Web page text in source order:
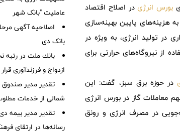
بورس انرژیدر اصلاح اقتصاد
هزینه‌های پایین بهینه‌سازی
در تولید انرژی، به ویژه در
نیروگاه‌های حرارتی برای
در حوزه برق سبز، گفت: این
معاملات گاز در بورس انرژی
در مصرف انرژی و رونق
عاملیت "بانک شهر
اصلاحیه آگهی
بانک دی
بانك ملت در
ازدواج و فرزندآوری
تقدیر مدیر
شمالی از خدمات
تقدیر مدیر بیمه
رسانه‌ها در ارتقای